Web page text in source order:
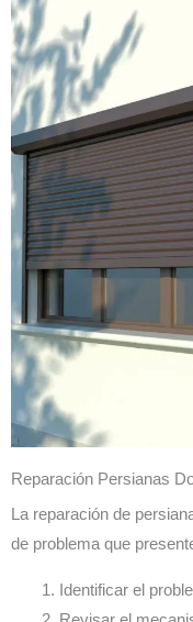
Reparación Persianas
La reparación de
de problema que
Identificar el